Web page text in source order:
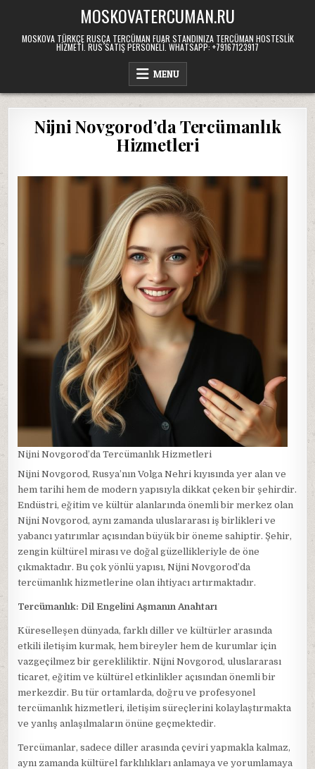
content
MOSKOVATERCUMAN.RU
MOSKOVA TÜRKÇE RUSÇA TERCÜMAN FUAR STANDINIZA TERCÜMAN HOSTESLIK
HIZMETI. RUS SATIŞ PERSONELI. WHATSAPP: +79167123917
MENU
Nijni Novgorod’da Tercümanlık
Hizmetleri
Nijni Novgorod’da Tercümanlık Hizmetleri
Nijni Novgorod, Rusya’nın Volga Nehri kıyısında yer alan ve
hem tarihi hem de modern yapısıyla dikkat çeken bir şehirdir.
Endüstri, eğitim ve kültür alanlarında önemli bir merkez olan
Nijni Novgorod, aynı zamanda uluslararası iş birlikleri ve
yabancı yatırımlar açısından büyük bir öneme sahiptir. Şehir,
zengin kültürel mirası ve doğal güzellikleriyle de öne
çıkmaktadır. Bu çok yönlü yapısı, Nijni Novgorod’da
tercümanlık hizmetlerine olan ihtiyacı artırmaktadır.
Tercümanlık: Dil Engelini Aşmanın Anahtarı
Küreselleşen dünyada, farklı diller ve kültürler arasında
etkili iletişim kurmak, hem bireyler hem de kurumlar için
vazgeçilmez bir gerekliliktir. Nijni Novgorod, uluslararası
ticaret, eğitim ve kültürel etkinlikler açısından önemli bir
merkezdir. Bu tür ortamlarda, doğru ve profesyonel
tercümanlık hizmetleri, iletişim süreçlerini kolaylaştırmakta
ve yanlış anlaşılmaların önüne geçmektedir.
Tercümanlar, sadece diller arasında çeviri yapmakla kalmaz,
aynı zamanda kültürel farklılıkları anlamaya ve yorumlamaya